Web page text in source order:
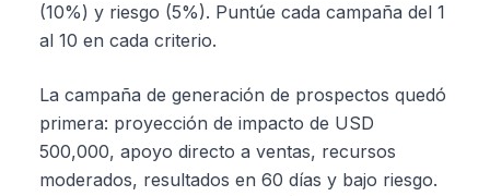
(10%) y riesgo (5%). Puntúe cada campaña del 1
al 10 en cada criterio.
La campaña de generación de prospectos quedó
primera: proyección de impacto de USD
500,000, apoyo directo a ventas, recursos
moderados, resultados en 60 días y bajo riesgo.